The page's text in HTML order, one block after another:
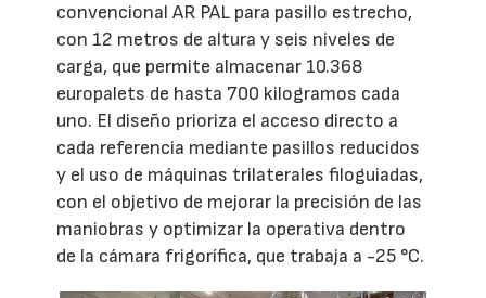
convencional AR PAL para pasillo estrecho,
con 12 metros de altura y seis niveles de
carga, que permite almacenar 10.368
europalets de hasta 700 kilogramos cada
uno. El diseño prioriza el acceso directo a
cada referencia mediante pasillos reducidos
y el uso de máquinas trilaterales filoguiadas,
con el objetivo de mejorar la precisión de las
maniobras y optimizar la operativa dentro
de la cámara frigorífica, que trabaja a -25 °C.